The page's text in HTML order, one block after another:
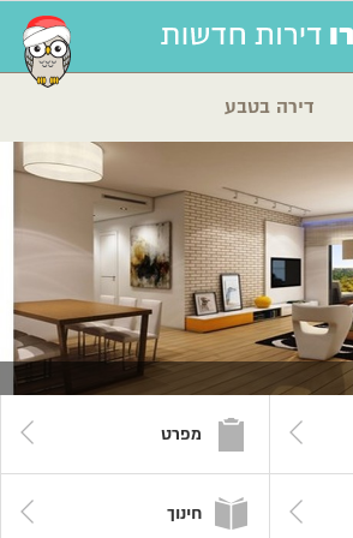
דירה בטבע
מפרט
חינוך